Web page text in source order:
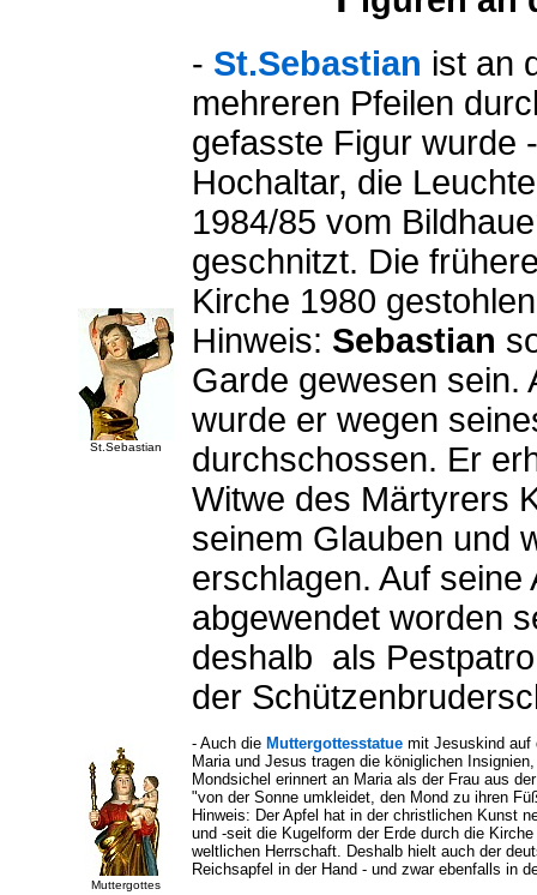
St.Sebastian
- St.Sebastian ist an
mehreren Pfeilen
gefasste Figur wurde
Hochaltar, die
1984/85 vom
geschnitzt. Die
Kirche 1980
Hinweis: Sebastian
Garde gewesen sein.
wurde er wegen
durchschossen. Er
Witwe des Märtyrers
seinem Glauben und
erschlagen. Auf
abgewendet worden
deshalb als
der
Muttergottes
- Auch die Muttergottesstatue mit Jesuskind auf
Maria und Jesus tragen die königlichen
Mondsichel erinnert an Maria als der Frau aus
"von der Sonne umkleidet, den Mond zu ihren
Hinweis: Der Apfel hat in der christlichen Kunst
und -seit die Kugelform der Erde durch die
weltlichen Herrschaft. Deshalb hielt auch der
Reichsapfel in der Hand - und zwar ebenfalls in